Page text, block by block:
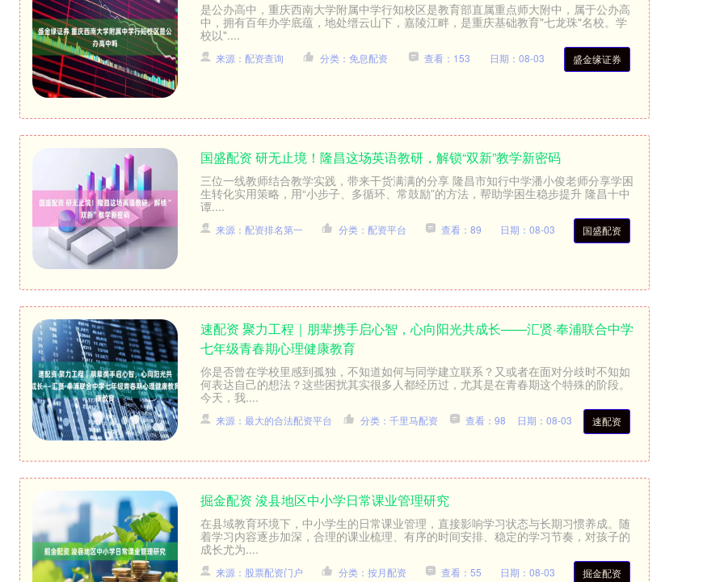
是公办高中，重庆西南大学附属中学行知校区是教育部直属重点师大附中，属于公办高
中，拥有百年办学底蕴，地处缙云山下，嘉陵江畔，是重庆基础教育"七龙珠"名校。学
校以"....
盛金缘证券
来源：配资查询 分类：免息配资 查看：153 日期：08-03
国盛配资 研无止境！隆昌这场英语教研，解锁“双新”教学新密码
三位一线教师结合教学实践，带来干货满满的分享 隆昌市知行中学潘小俊老师分享学困
生转化实用策略，用“小步子、多循环、常鼓励”的方法，帮助学困生稳步提升 隆昌十中
谭....
国盛配资
来源：配资排名第一 分类：配资平台 查看：89 日期：08-03
速配资 聚力工程｜朋辈携手启心智，心向阳光共成长——汇贤·奉浦联合中学
七年级青春期心理健康教育
你是否曾在学校里感到孤独，不知道如何与同学建立联系？又或者在面对分歧时不知如
何表达自己的想法？这些困扰其实很多人都经历过，尤其是在青春期这个特殊的阶段。
今天，我....
速配资
来源：最大的合法配资平台 分类：千里马配资 查看：98 日期：08-03
掘金配资 浚县地区中小学日常课业管理研究
在县域教育环境下，中小学生的日常课业管理，直接影响学习状态与长期习惯养成。随
着学习内容逐步加深，合理的课业梳理、有序的时间安排、稳定的学习节奏，对孩子的
成长尤为....
掘金配资
来源：股票配资门户 分类：按月配资 查看：55 日期：08-03